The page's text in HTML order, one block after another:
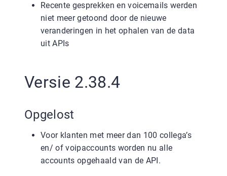
Recente gesprekken en voicemails werden
niet meer getoond door de nieuwe
veranderingen in het ophalen van de data
uit APIs
Versie 2.38.4
Opgelost
Voor klanten met meer dan 100 collega’s
en/ of voipaccounts worden nu alle
accounts opgehaald van de API.